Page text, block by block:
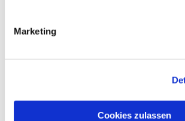
Marketing
Cookies zulassen